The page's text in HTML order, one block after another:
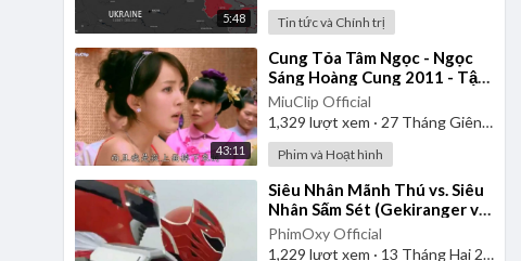
5:48 Tin tức và Chính trị
43:11
⁣Cung Tỏa Tâm Ngọc - Ngọc
Sáng Hoàng Cung 2011 - Tập
1 | Thuyết Minh
MiuClip Official
1,329 lượt xem · 27 Tháng Giêng 2025
Phim và Hoạt hình
⁣Siêu Nhân Mãnh Thú vs. Siêu
Nhân Sấm Sét (Gekiranger vs.
Boukenger) 2008 | Vietsub
PhimOxy Official
1,229 lượt xem · 13 Tháng Hai 2025